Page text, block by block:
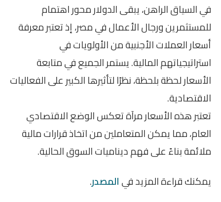
في السياق الراهن، يبقى الدولار محور اهتمام
للمستثمرين ورجال الأعمال في مصر، إذ تعتبر معرفة
أسعار العملات الأجنبية من الأولويات في
استراتيجياتهم المالية. يستمر الجميع في متابعة
الأسعار لحظة بلحظة، نظرًا لتأثيرها الكبير على الفعاليات
الاقتصادية.
تعتبر هذه الأسعار مرآة تعكس الوضع الاقتصادي
العام، مما يمكن المتعاملين من اتخاذ قرارات مالية
ملائمة بناءً على فهم ديناميات السوق الحالية.
يمكنك قراءة المزيد فيالمصدر.